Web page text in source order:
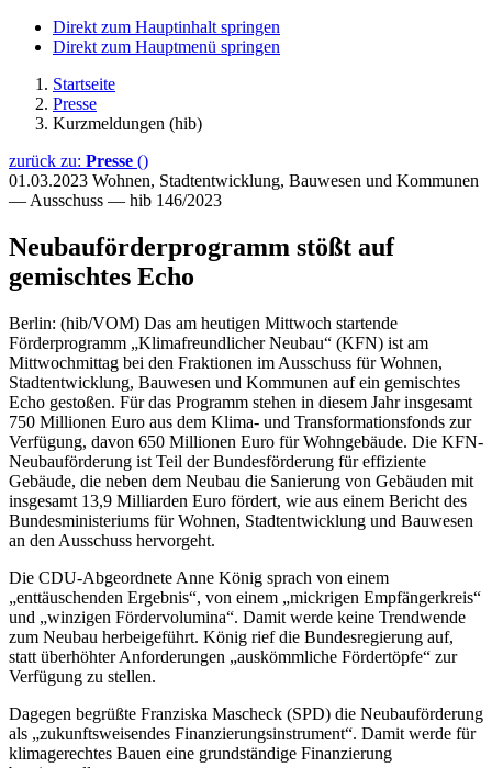
Direkt zum Hauptinhalt springen
Direkt zum Hauptmenü springen
Startseite
Presse
Kurzmeldungen (hib)
zurück zu: Presse ()
01.03.2023 Wohnen, Stadtentwicklung, Bauwesen und Kommunen
— Ausschuss — hib 146/2023
Neubauförderprogramm stößt auf
gemischtes Echo
Berlin: (hib/VOM) Das am heutigen Mittwoch startende
Förderprogramm „Klimafreundlicher Neubau“ (KFN) ist am
Mittwochmittag bei den Fraktionen im Ausschuss für Wohnen,
Stadtentwicklung, Bauwesen und Kommunen auf ein gemischtes
Echo gestoßen. Für das Programm stehen in diesem Jahr insgesamt
750 Millionen Euro aus dem Klima- und Transformationsfonds zur
Verfügung, davon 650 Millionen Euro für Wohngebäude. Die KFN-
Neubauförderung ist Teil der Bundesförderung für effiziente
Gebäude, die neben dem Neubau die Sanierung von Gebäuden mit
insgesamt 13,9 Milliarden Euro fördert, wie aus einem Bericht des
Bundesministeriums für Wohnen, Stadtentwicklung und Bauwesen
an den Ausschuss hervorgeht.
Die CDU-Abgeordnete Anne König sprach von einem
„enttäuschenden Ergebnis“, von einem „mickrigen Empfängerkreis“
und „winzigen Fördervolumina“. Damit werde keine Trendwende
zum Neubau herbeigeführt. König rief die Bundesregierung auf,
statt überhöhter Anforderungen „auskömmliche Fördertöpfe“ zur
Verfügung zu stellen.
Dagegen begrüßte Franziska Mascheck (SPD) die Neubauförderung
als „zukunftsweisendes Finanzierungsinstrument“. Damit werde für
klimagerechtes Bauen eine grundständige Finanzierung